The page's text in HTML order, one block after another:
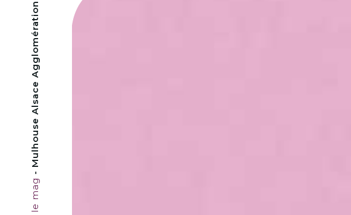
le mag
- Mulhouse Alsace Agglomération